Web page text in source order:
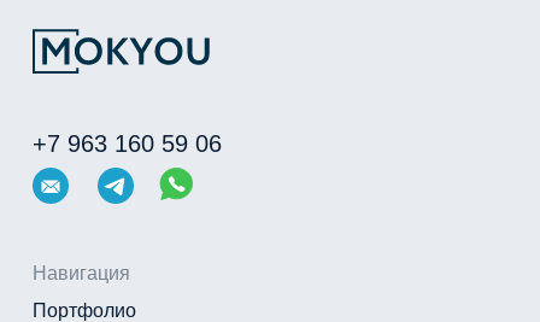
Навигация
Портфолио
+7 963 160 59 06